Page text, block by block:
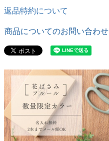
返品特約について
商品についてのお問い合わせ